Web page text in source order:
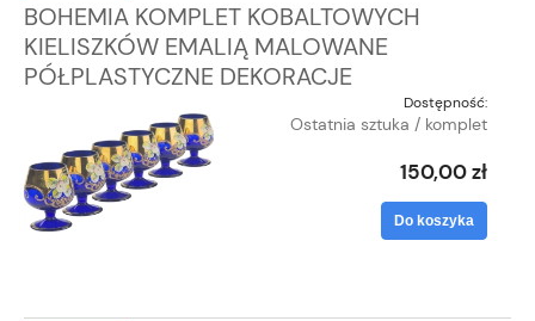
BOHEMIA KOMPLET KOBALTOWYCH
KIELISZKÓW EMALIĄ MALOWANE
PÓŁPLASTYCZNE DEKORACJE
Dostępność:
Ostatnia sztuka / komplet
150,00 zł
Do koszyka